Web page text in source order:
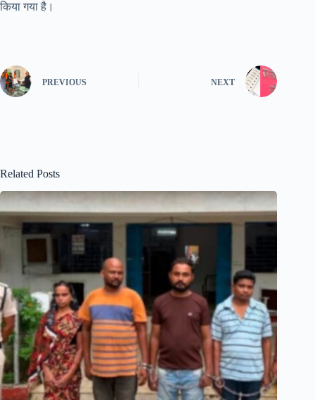
किया गया है।
PREVIOUS NEXT
Related Posts